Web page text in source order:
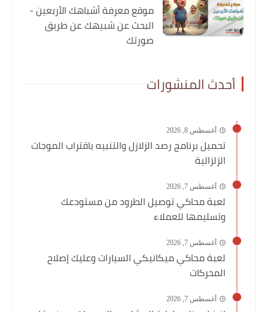
موقع معرفة أشباهك الأربعين -
البحث عن شبيهك عن طريق
صورتك
أحدث المنشورات
أغسطس 8, 2026
تحميل برنامج رصد الزلازل والتنبيه باقتراب الموجات
الزلزالية
أغسطس 7, 2026
لعبة محاكي توصيل الطرود من مستودعك
وتسليمها للعملاء
أغسطس 7, 2026
لعبة محاكي ميكانيكي السيارات وعليك إصلاح
المحركات
أغسطس 7, 2026